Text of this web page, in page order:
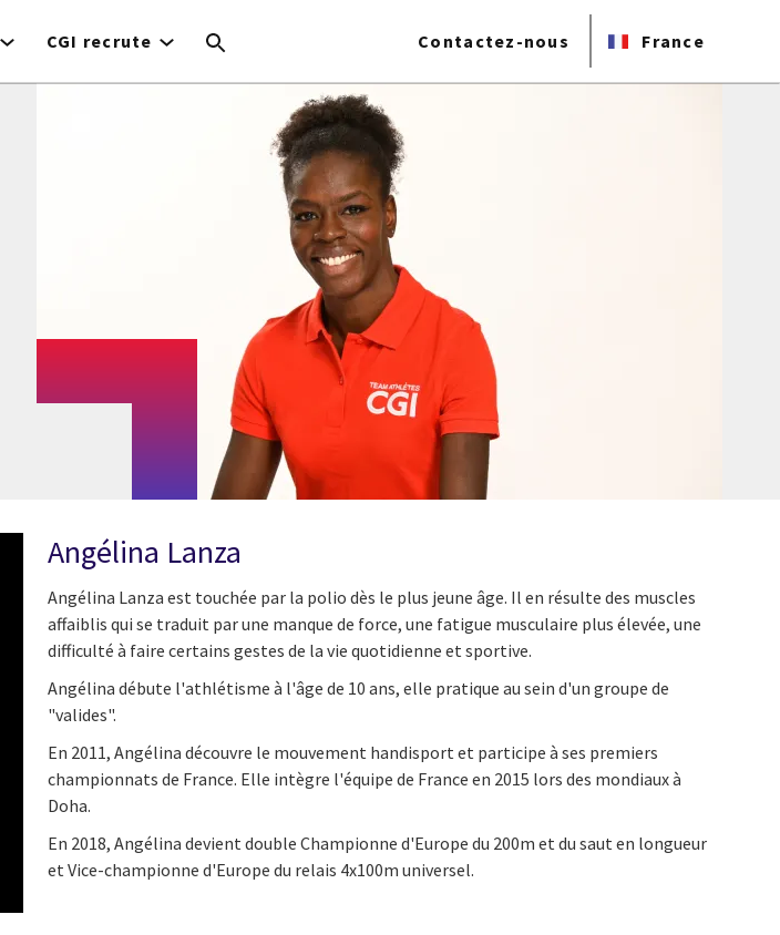
CGI recrute Contactez-nous France
Angélina Lanza
Angélina Lanza est touchée par la polio dès le plus jeune âge. Il en résulte des muscles
affaiblis qui se traduit par une manque de force, une fatigue musculaire plus élevée, une
difficulté à faire certains gestes de la vie quotidienne et sportive.
Angélina débute l'athlétisme à l'âge de 10 ans, elle pratique au sein d'un groupe de
"valides".
En 2011, Angélina découvre le mouvement handisport et participe à ses premiers
championnats de France. Elle intègre l'équipe de France en 2015 lors des mondiaux à
Doha.
En 2018, Angélina devient double Championne d'Europe du 200m et du saut en longueur
et Vice-championne d'Europe du relais 4x100m universel.